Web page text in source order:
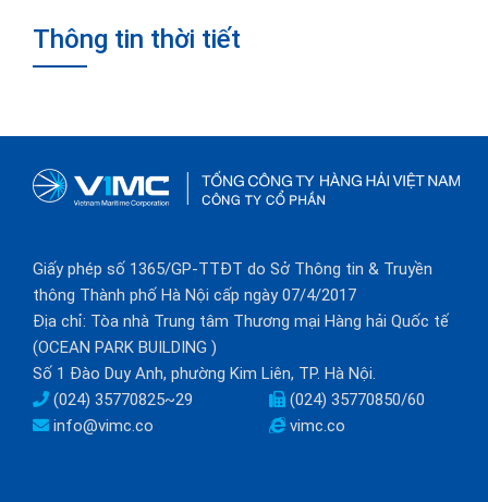
Thông tin thời tiết
Giấy phép số 1365/GP-TTĐT do Sở Thông tin & Truyền
thông Thành phố Hà Nội cấp ngày 07/4/2017
Địa chỉ: Tòa nhà Trung tâm Thương mại Hàng hải Quốc tế
(OCEAN PARK BUILDING )
Số 1 Đào Duy Anh, phường Kim Liên, TP. Hà Nội.
(024) 35770825~29
(024) 35770850/60
info@vimc.co
vimc.co